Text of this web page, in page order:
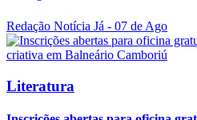
Redação Notícia Já - 07 de Ago
Literatura